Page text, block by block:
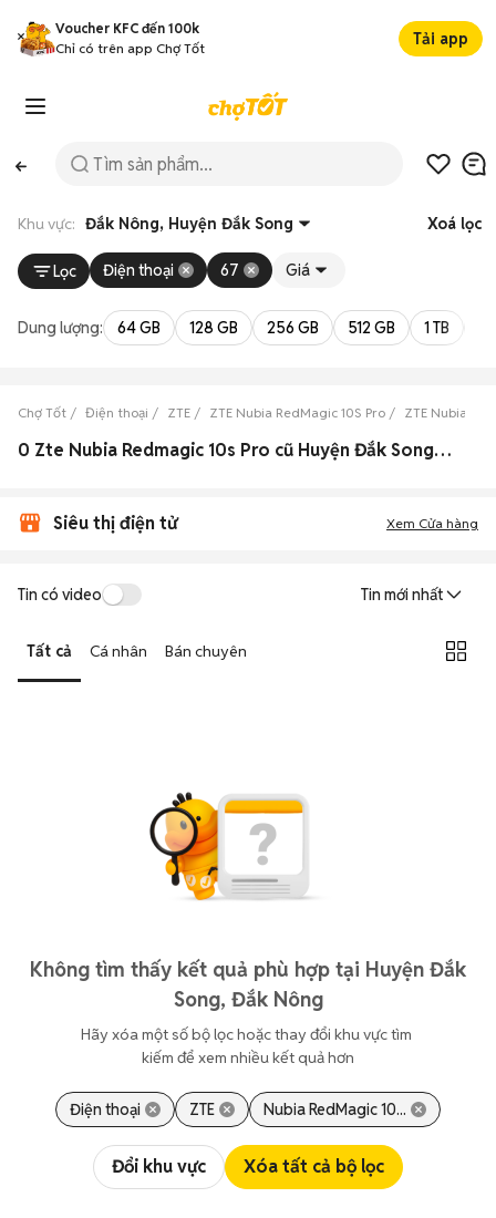
Voucher KFC đến 100k
Chỉ có trên app Chợ Tốt
Tải app
Khu vực: Đắk Nông, Huyện Đắk Song Xoá lọc
Lọc Điện thoại 67 Giá
Dung lượng: 64 GB 128 GB 256 GB 512 GB 1 TB
Chợ Tốt Điện thoại ZTE ZTE Nubia RedMagic 10S Pro ZTE Nubia
0 Zte Nubia Redmagic 10s Pro cũ Huyện Đắk Song, Đắk Nông đẹp
Siêu thị điện tử Xem Cửa hàng
Tin có video Tin mới nhất
Tất cả Cá nhân Bán chuyên
Không tìm thấy kết quả phù hợp tại Huyện Đắk
Song, Đắk Nông
Hãy xóa một số bộ lọc hoặc thay đổi khu vực tìm
kiếm để xem nhiều kết quả hơn
Điện thoại ZTE Nubia RedMagic 10...
Đổi khu vực Xóa tất cả bộ lọc